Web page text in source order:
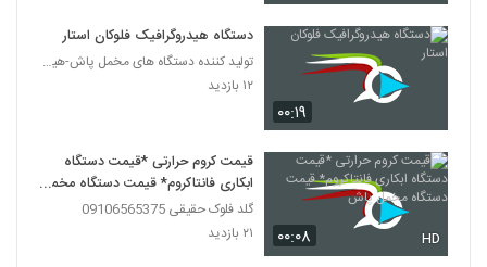
۰۰:۱۹
دستگاه هیدروگرافیک فلوکان استار
تولید کننده دستگاه های مخمل پاش-هیدروگرافیک-ابکاری
۱۲ بازدید
۰۰:۰۸ HD
قیمت کروم حرارتی *قیمت دستگاه
ابکاری فانتاکروم* قیمت دستگاه مخمل
پاش
گلد فلوک حقیقی 09106565375
۲۱ بازدید